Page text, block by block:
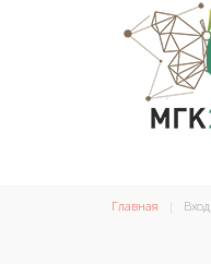
Главная Вход